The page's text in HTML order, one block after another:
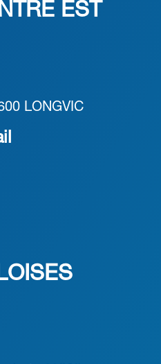
EST
LONGVIC